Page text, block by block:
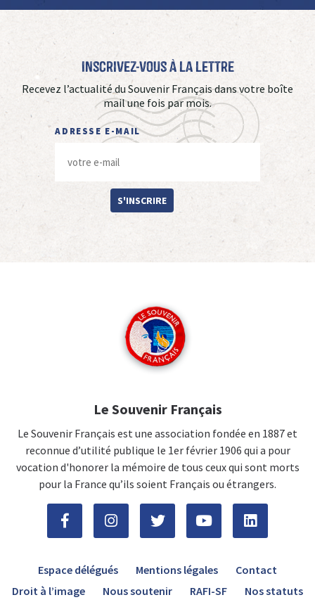
Inscrivez-vous à La Lettre
Recevez l’actualité du Souvenir Français dans votre boîte
mail une fois par mois.
ADRESSE E-MAIL
S'INSCRIRE
Le Souvenir Français
Le Souvenir Français est une association fondée en 1887 et
reconnue d’utilité publique le 1er février 1906 qui a pour
vocation d'honorer la mémoire de tous ceux qui sont morts
pour la France qu’ils soient Français ou étrangers.
Espace délégués Mentions légales
Contact
Droit à l’image
Nous soutenir RAFI-SF Nos statuts